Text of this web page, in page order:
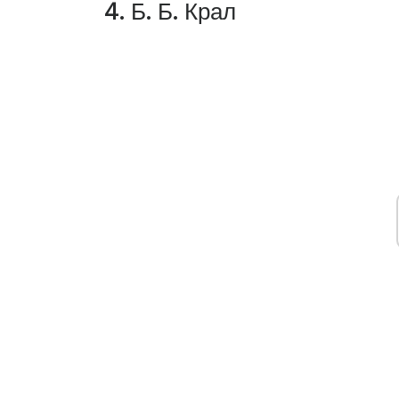
4. Б. Б. Крал